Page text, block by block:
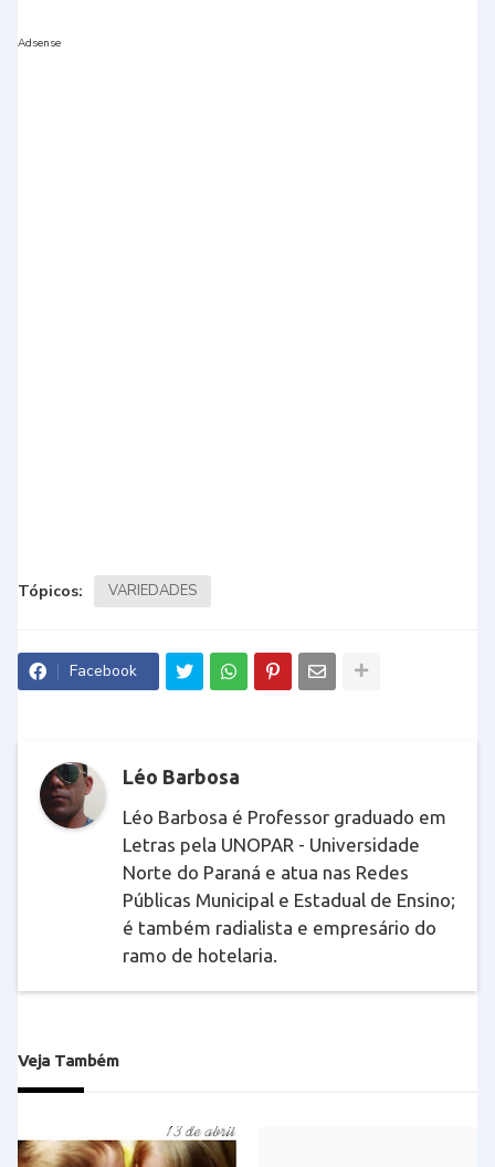
Adsense
Tópicos: VARIEDADES
Facebook
Léo Barbosa
Léo Barbosa é Professor graduado em
Letras pela UNOPAR - Universidade
Norte do Paraná e atua nas Redes
Públicas Municipal e Estadual de Ensino;
é também radialista e empresário do
ramo de hotelaria.
Veja Também